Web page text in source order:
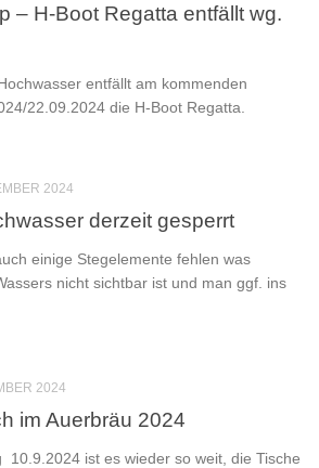
– H-Boot Regatta entfällt wg.
entfällt am kommenden
22.09.2024 die H-Boot Regatta.
2024
derzeit gesperrt
einige Stegelemente fehlen was
nicht sichtbar ist und man ggf. ins
2024
im Auerbräu 2024
10.9.2024 ist es wieder so weit, die Tische